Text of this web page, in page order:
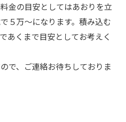
金の目安としてはあおりを立
５万〜になります。積み込む
あくまで目安としてお考えく
で、ご連絡お待ちしておりま